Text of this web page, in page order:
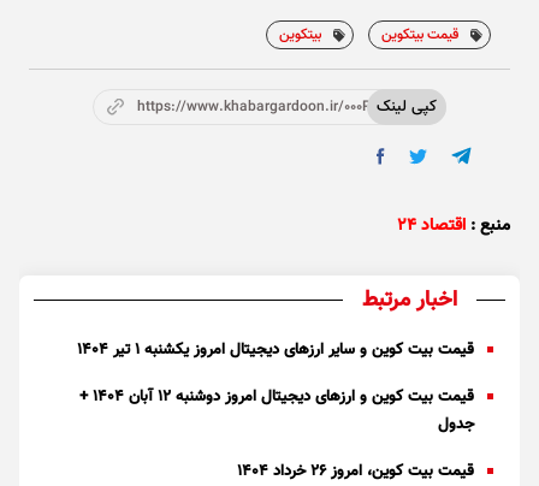
قیمت بیتکوین بیتکوین
کپی لینکhttps://www.khabargardoon.ir/000P7Q
منبع : اقتصاد ۲۴
اخبار مرتبط
قیمت بیت کوین و سایر ارز‌های دیجیتال امروز یکشنبه ۱ تیر ۱۴۰۴
قیمت بیت کوین و ارز‌های دیجیتال امروز دوشنبه ۱۲ آبان ۱۴۰۴ +
جدول
قیمت بیت کوین، امروز ۲۶ خرداد ۱۴۰۴